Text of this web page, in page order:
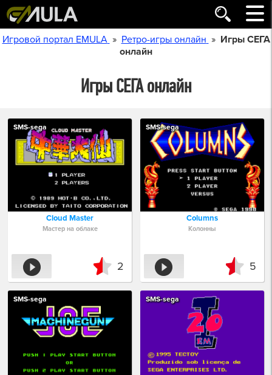
Игровой портал EMULA » Ретро-игры онлайн » Игры СЕГА
онлайн
Игры СЕГА онлайн
SMS-sega
Cloud Master
Мастер на облаке
2
SMS-sega
Columns
Колонны
5
SMS-sega SMS-sega